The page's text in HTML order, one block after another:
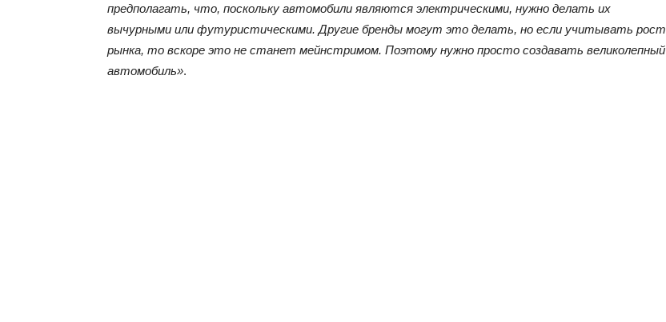
предполагать, что, поскольку автомобили являются электрическими, нужно делать их
вычурными или футуристическими. Другие бренды могут это делать, но если учитывать рост
рынка, то вскоре это не станет мейнстримом. Поэтому нужно просто создавать великолепный
автомобиль».